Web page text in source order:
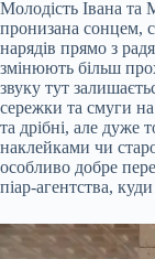
Молодість Івана
пронизана сонцем,
нарядів прямо з
змінюють більш
звуку тут
сережки та смуги на
та дрібні, але дуже
наклейками чи
особливо добре
піар-агентства,